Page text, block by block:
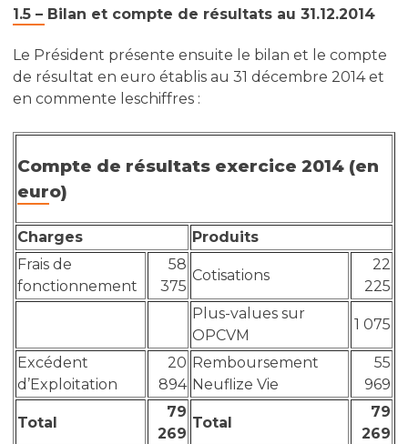
1.5 – Bilan et compte de résultats au 31.12.2014
Le Président présente ensuite le bilan et le compte
de résultat en euro établis au 31 décembre 2014 et
en commente leschiffres :
Compte de résultats exercice 2014 (en
euro)
Charges
Produits
Frais de
fonctionnement
58
375
Cotisations
22
225
Plus-values sur
OPCVM
1 075
Excédent
d’Exploitation
20
894
Remboursement
Neuflize Vie
55
969
Total
79
269
Total
79
269